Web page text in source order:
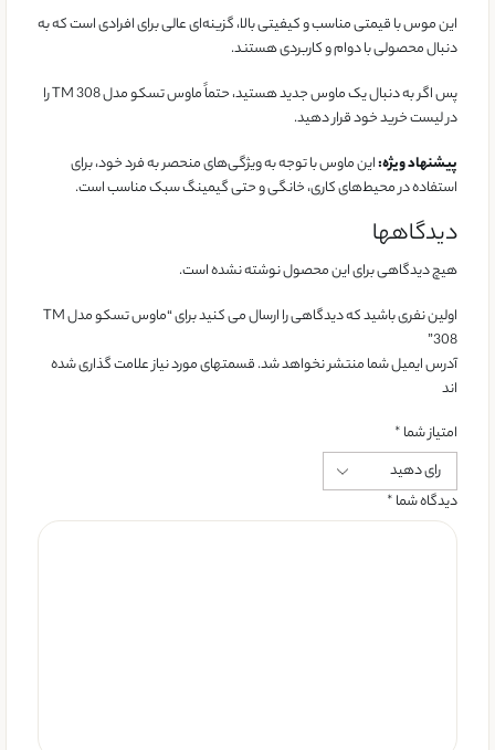
این موس با قیمتی مناسب و کیفیتی بالا، گزینه‌ای عالی برای افرادی است که به
دنبال محصولی با دوام و کاربردی هستند.
پس اگر به دنبال یک ماوس جدید هستید، حتماً ماوس تسکو مدل TM 308 را
در لیست خرید خود قرار دهید.
پیشنهاد ویژه:این ماوس با توجه به ویژگی‌های منحصر به فرد خود، برای
استفاده در محیط‌های کاری، خانگی و حتی گیمینگ سبک مناسب است.
دیدگاهها
هیچ دیدگاهی برای این محصول نوشته نشده است.
اولین نفری باشید که دیدگاهی را ارسال می کنید برای “ماوس تسکو مدل TM
308”
آدرس ایمیل شما منتشر نخواهد شد. قسمتهای مورد نیاز علامت گذاری شده
اند
امتیاز شما*
دیدگاه شما*